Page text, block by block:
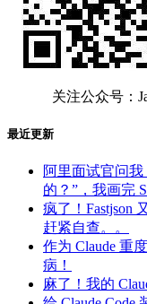
关注公众号：
最近更新
阿里面试官问我
的？”，我画完
疯了！Fastjson
赶紧自查。。
作为 Claude 重
病！
麻了！我的